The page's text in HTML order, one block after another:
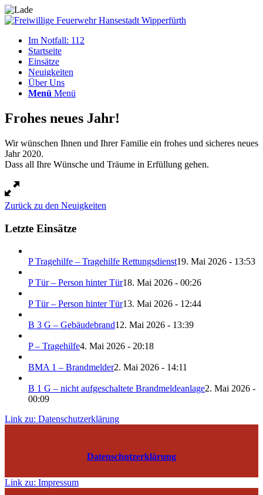
Im Notfall: 112
Startseite
Einsätze
Neuigkeiten
Über Uns
Menü Menü
Frohes neues Jahr!
Wir wünschen Ihnen und Ihrer Familie ein frohes und sicheres neues
Jahr 2020.
Dass all Ihre Wünsche und Träume in Erfüllung gehen.
Zurück zu den Neuigkeiten
Letzte Einsätze
P Tragehilfe – Tragehilfe Rettungsdienst19. Mai 2026 - 13:53
P Tür – Person hinter Tür18. Mai 2026 - 00:26
P Tür – Person hinter Tür13. Mai 2026 - 12:44
B 3 G – Gebäudebrand12. Mai 2026 - 13:39
P – Tragehilfe4. Mai 2026 - 20:18
BMA 1 – Brandmelder2. Mai 2026 - 14:11
B 1 G – nicht aufgeschaltete Brandmeldeanlage2. Mai 2026 -
00:09
Link zu: Datenschutzerklärung
Datenschutzerklärung
Link zu: Impressum